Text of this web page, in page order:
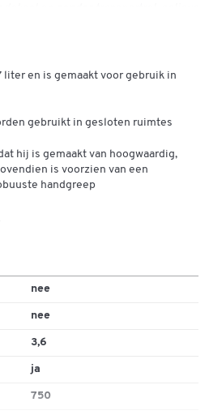
liter en is gemaakt voor gebruik in
gebruikt in gesloten ruimtes
hij is gemaakt van hoogwaardig,
is voorzien van een
handgreep
nee
nee
3,6
ja
750